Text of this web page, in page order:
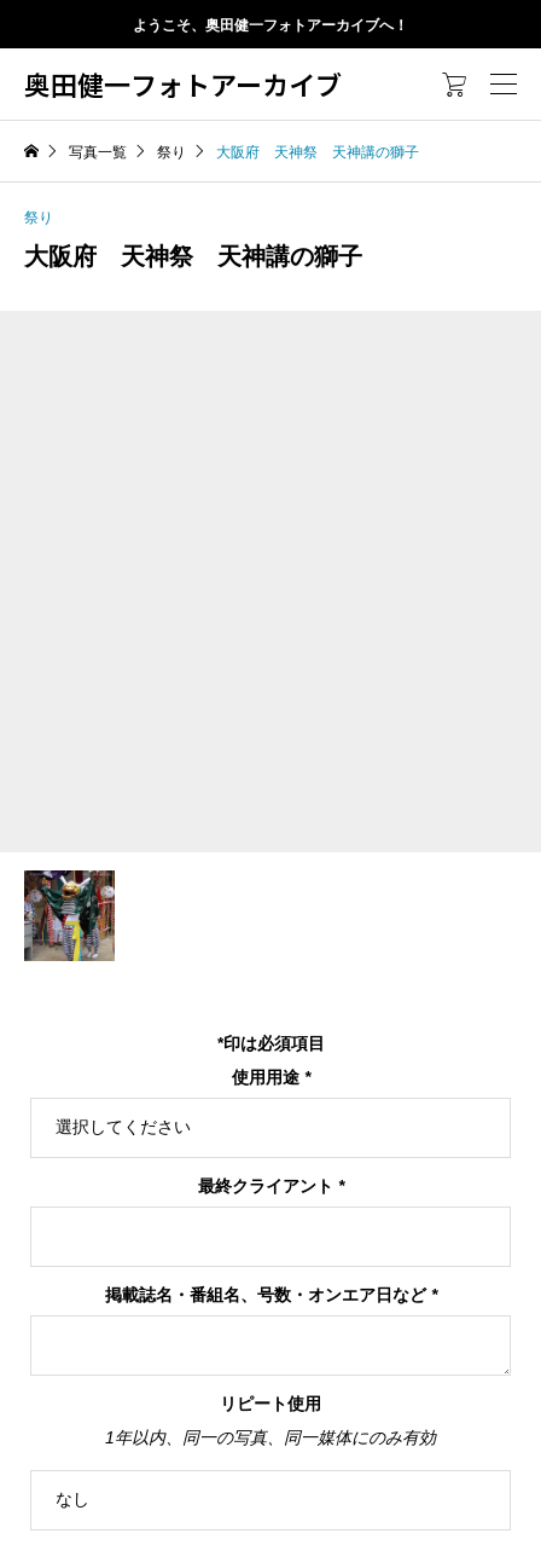
ようこそ、奥田健一フォトアーカイブへ！
奥田健一フォトアーカイブ 
写真一覧 祭り 大阪府 天神祭 天神講の獅子
祭り
大阪府 天神祭 天神講の獅子
*印は必須項目
使用用途 *
最終クライアント *
掲載誌名・番組名、号数・オンエア日など*
リピート使用
1年以内、同一の写真、同一媒体にのみ有効